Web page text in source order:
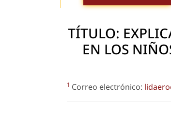
TÍTULO:
EN LOS
1 Correo electrónico: